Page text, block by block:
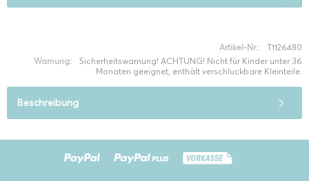
Artikel-Nr.:
T1126480
Warnung:
Sicherheitswarnung! ACHTUNG! Nicht für Kinder unter 36
Monaten geeignet, enthält verschluckbare Kleinteile.
Beschreibung